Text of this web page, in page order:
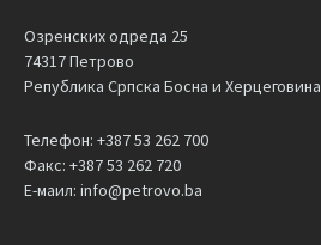
Озренских одреда 25
74317 Петрово
Република Српска Босна и Херцеговина
Телефон: +387 53 262 700
Факс: +387 53 262 720
Е-маил: info@petrovo.ba